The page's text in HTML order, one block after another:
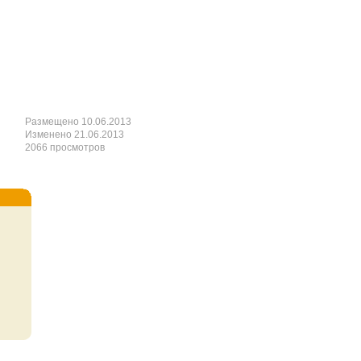
Размещено 10.06.2013
Изменено 21.06.2013
2066 просмотров